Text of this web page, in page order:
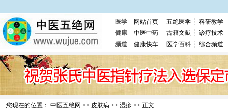
医学 网站首页 五绝医学
科研教学
健康
中医中药 古籍文献
诊疗技术
频道
健康快车 医学百科 综合频道
您现在的位置： 中医五绝网 >> 皮肤病 >> 湿疹 >> 正文